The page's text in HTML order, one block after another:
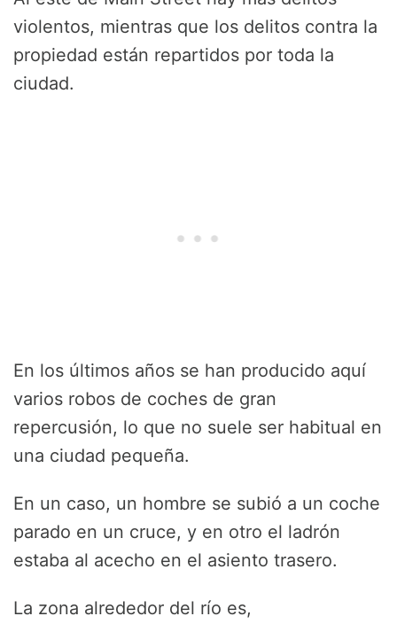
violentos, mientras que los delitos contra la
propiedad están repartidos por toda la
ciudad.
En los últimos años se han producido aquí
varios robos de coches de gran
repercusión, lo que no suele ser habitual en
una ciudad pequeña.
En un caso, un hombre se subió a un coche
parado en un cruce, y en otro el ladrón
estaba al acecho en el asiento trasero.
La zona alrededor del río es,